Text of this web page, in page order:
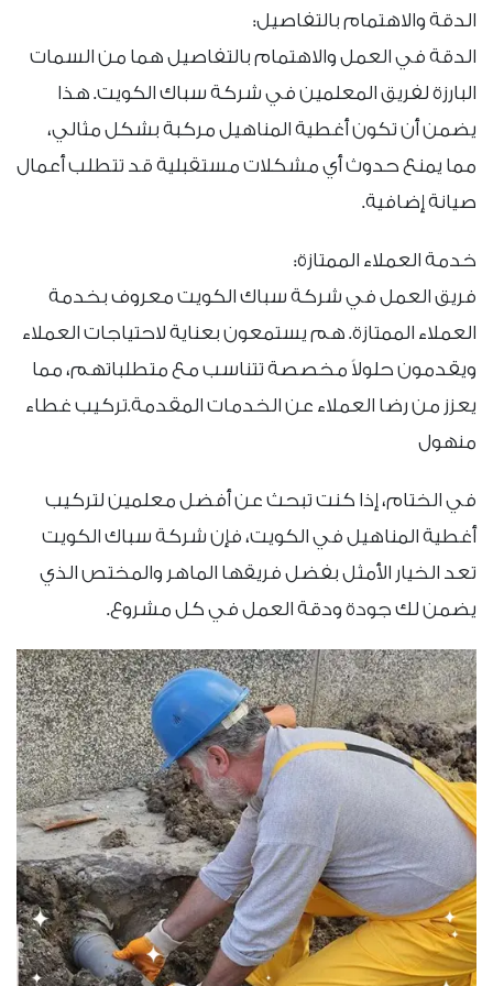
الدقة والاهتمام بالتفاصيل:
الدقة في العمل والاهتمام بالتفاصيل هما من السمات
البارزة لفريق المعلمين في شركة سباك الكويت. هذا
يضمن أن تكون أغطية المناهيل مركبة بشكل مثالي،
مما يمنع حدوث أي مشكلات مستقبلية قد تتطلب أعمال
صيانة إضافية.
خدمة العملاء الممتازة:
فريق العمل في شركة سباك الكويت معروف بخدمة
العملاء الممتازة. هم يستمعون بعناية لاحتياجات العملاء
ويقدمون حلولاً مخصصة تتناسب مع متطلباتهم، مما
يعزز من رضا العملاء عن الخدمات المقدمة.تركيب غطاء
منهول
في الختام، إذا كنت تبحث عن أفضل معلمين لتركيب
أغطية المناهيل في الكويت، فإن شركة سباك الكويت
تعد الخيار الأمثل بفضل فريقها الماهر والمختص الذي
يضمن لك جودة ودقة العمل في كل مشروع.